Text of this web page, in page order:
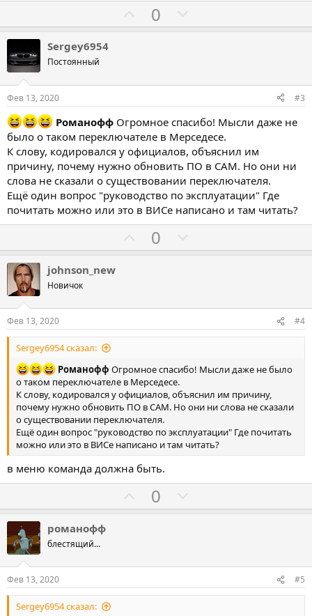
о
с
в
а
т
ь
з
а
0
о
с
в
а
т
ь
п
р
о
т
и
Sergey6954
Постоянный
Фев 13, 2020 #3
Романофф Огромное спасибо! Мысли даже не
было о таком переключателе в Мерседесе.
К слову, кодировался у официалов, объяснил им
причину, почему нужно обновить ПО в САМ. Но они ни
слова не сказали о существовании переключателя.
Ещё один вопрос "руководство по эксплуатации" Где
почитать можно или это в ВИСе написано и там читать?
о
с
в
т
ь
з
а
0
о
с
в
т
п
о
т
в
johnson_new
Новичок
Фев 13, 2020 #4
Sergey6954 сказал:
РоманоффОгромное спасибо! Мысли даже не было
о таком переключателе в Мерседесе.
К слову, кодировался у официалов, объяснил им причину,
почему нужно обновить ПО в САМ. Но они ни слова не сказали
о существовании переключателя.
Ещё один вопрос "руководство по эксплуатации" Где почитать
можно или это в ВИСе написано и там читать?
в меню команда должна быть.
о
с
в
0
о
с
в
романофф
блестящий...
Фев 13, 2020 #5
Sergey6954 сказал: